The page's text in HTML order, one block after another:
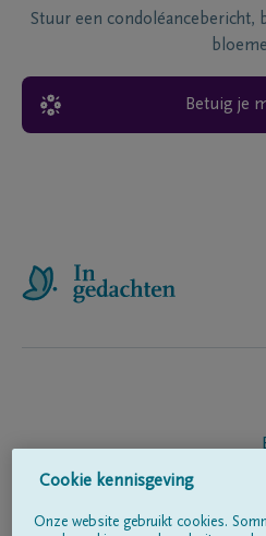
Stuur een condoléancebericht,
Betuig je
Cookie kennisgeving
Onze website gebruikt cookies.